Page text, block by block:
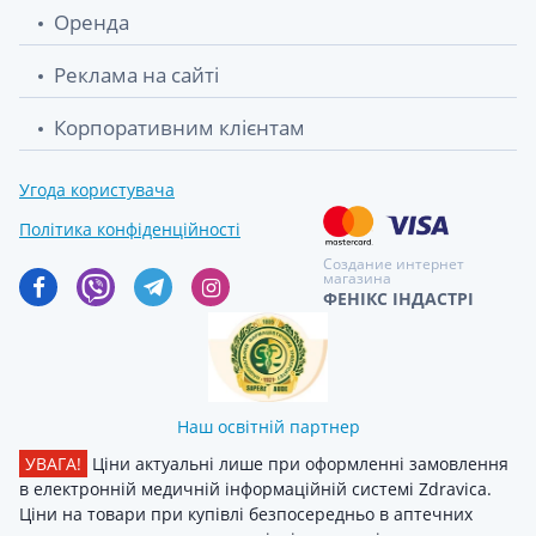
Подгузники д/жінок tena lady pants plus l
№8 crème
Пiзгузники для дорослих для захисту при
нетриманнi tena pants normal large №10
332.88 грн.
60х90см №30
Пiдгузники tena slip plus medium 73-
122кг №10
Пелюшки tena bed underpad normal
Оренда
Реклама на сайті
Корпоративним клієнтам
Угода користувача
Політика конфіденційності
Создание интернет
магазина
ФЕНІКС ІНДАСТРІ
Наш освітній партнер
УВАГА! Ціни актуальні лише при оформленні замовлення
в електронній медичній інформаційній системі Zdravica.
Ціни на товари при купівлі безпосередньо в аптечних